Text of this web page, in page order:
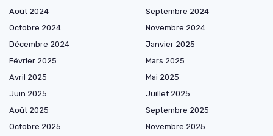
Août 2024
Septembre 2024
Octobre 2024
Novembre 2024
Décembre 2024
Janvier 2025
Février 2025
Mars 2025
Avril 2025
Mai 2025
Juin 2025
Juillet 2025
Août 2025
Septembre 2025
Octobre 2025
Novembre 2025